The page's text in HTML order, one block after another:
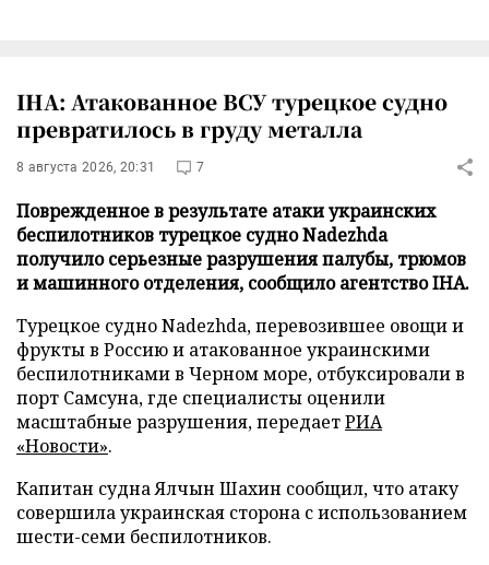
IHA: Атакованное ВСУ турецкое судно
превратилось в груду металла
8 августа 2026, 20:31 7
Поврежденное в результате атаки украинских
беспилотников турецкое судно Nadezhda
получило серьезные разрушения палубы, трюмов
и машинного отделения, сообщило агентство IHA.
Турецкое судно Nadezhda, перевозившее овощи и
фрукты в Россию и атакованное украинскими
беспилотниками в Черном море, отбуксировали в
порт Самсуна, где специалисты оценили
масштабные разрушения, передаетРИА
«Новости».
Капитан судна Ялчын Шахин сообщил, что атаку
совершила украинская сторона с использованием
шести-семи беспилотников.